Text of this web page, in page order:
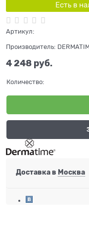
Есть в
Артикул:
Производитель:
4 248 руб.
Количество:
Доставка в Москва